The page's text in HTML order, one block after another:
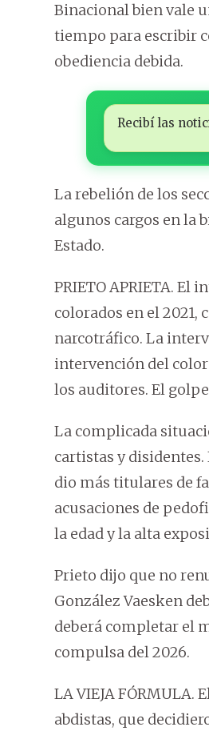
Binacional bien vale
tiempo para escribir
obediencia debida.
Recibí las
La rebelión de los
algunos cargos en la
Estado.
PRIETO APRIETA.
colorados en el
narcotráfico. La
intervención del
los auditores. El
La complicada
cartistas y
dio más titulares de
acusaciones de
la edad y la alta
Prieto dijo que no
González Vaesken
deberá completar el
compulsa del 2026.
LA VIEJA
abdistas, que